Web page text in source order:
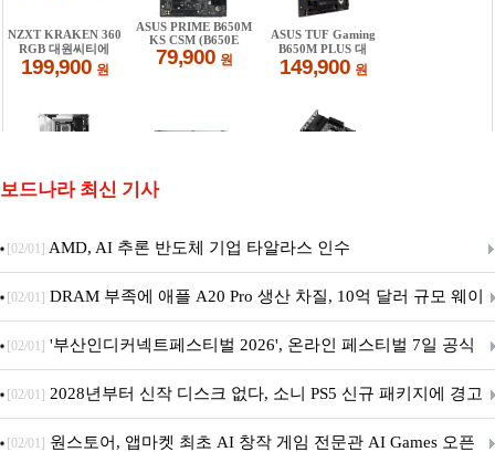
보드나라 최신 기사
[02/01] AMD, AI 추론 반도체 기업 타알라스 인수
[02/01] DRAM 부족에 애플 A20 Pro 생산 차질, 10억 달러 규모 웨이
퍼 대기
[02/01] '부산인디커넥트페스티벌 2026', 온라인 페스티벌 7일 공식
개막... 22일간 진행
[02/01] 2028년부터 신작 디스크 없다, 소니 PS5 신규 패키지에 경고
문 추가
[02/01] 원스토어, 앱마켓 최초 AI 창작 게임 전문관 AI Games 오픈